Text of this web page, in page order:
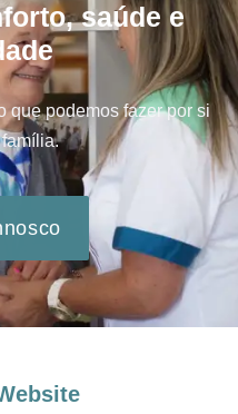
saúde e
que podemos fazer por si
família.